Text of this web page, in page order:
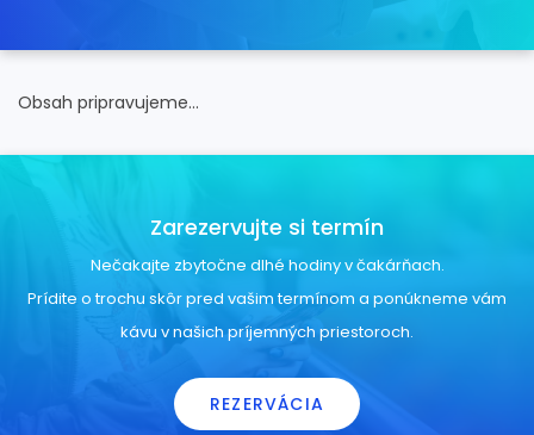
Obsah pripravujeme...
Zarezervujte si termín
Nečakajte zbytočne dlhé hodiny v čakárňach.
Prídite o trochu skôr pred vašim termínom a ponúkneme vám
kávu v našich príjemných priestoroch.
REZERVÁCIA